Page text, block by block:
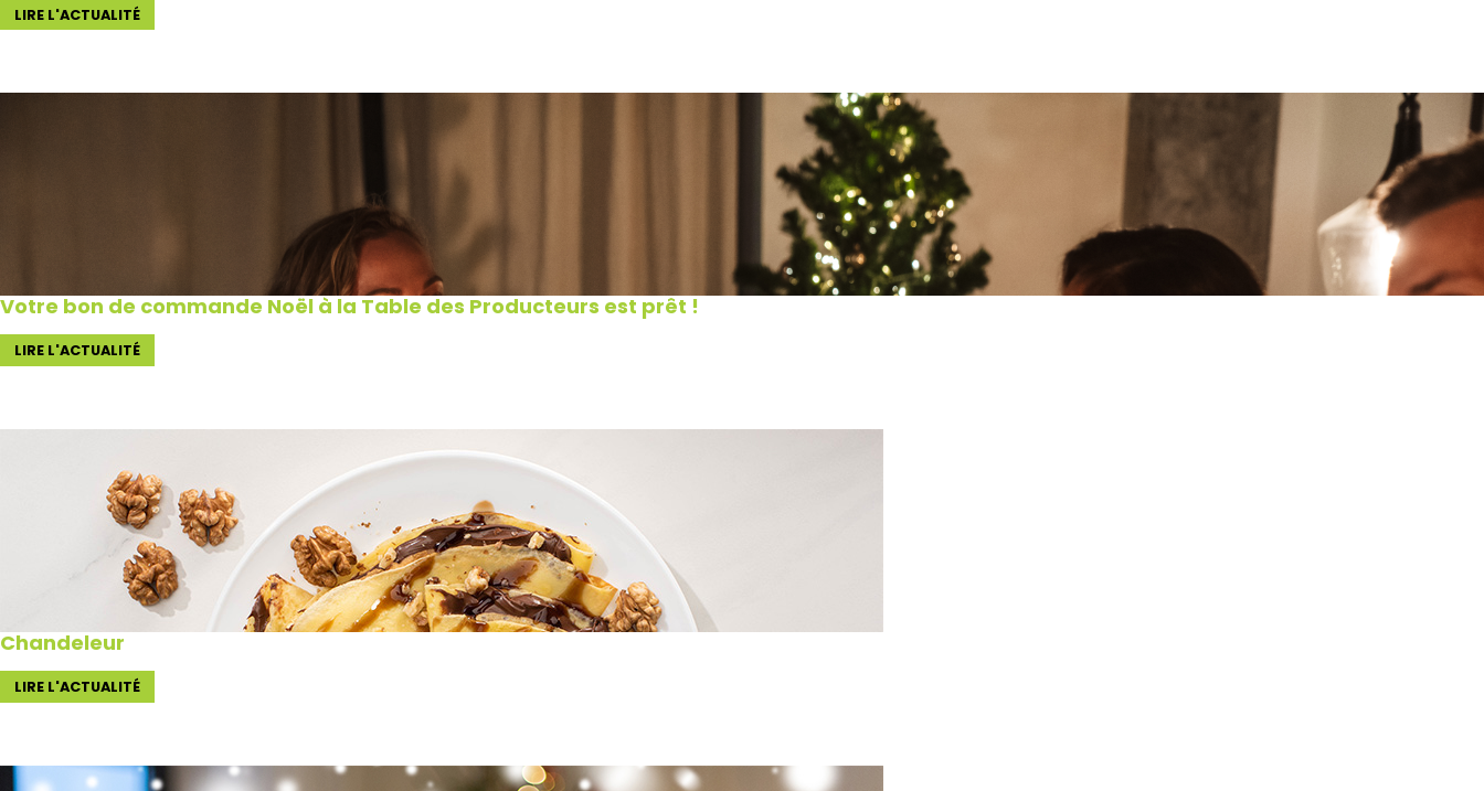
LIRE L'ACTUALITÉ
Votre bon de commande Noël à la Table des Producteurs est prêt !
LIRE L'ACTUALITÉ
Chandeleur
LIRE L'ACTUALITÉ